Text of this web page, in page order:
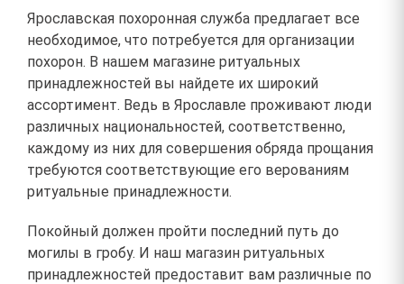
Ярославская похоронная служба предлагает все
необходимое, что потребуется для организации
похорон. В нашем магазине ритуальных
принадлежностей вы найдете их широкий
ассортимент. Ведь в Ярославле проживают люди
различных национальностей, соответственно,
каждому из них для совершения обряда прощания
требуются соответствующие его верованиям
ритуальные принадлежности.
Покойный должен пройти последний путь до
могилы в гробу. И наш магазин ритуальных
принадлежностей предоставит вам различные по